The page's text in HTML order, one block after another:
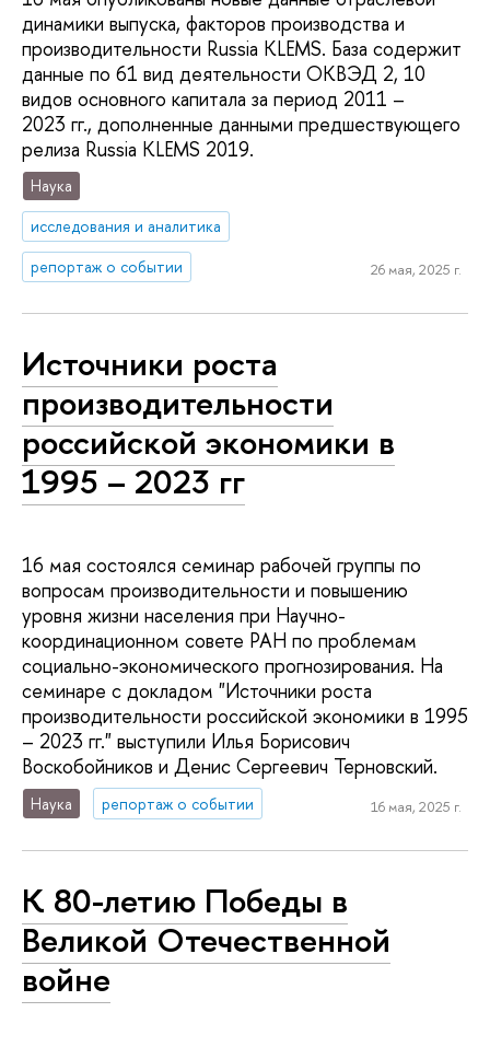
динамики выпуска, факторов производства и
производительности Russia KLEMS. База содержит
данные по 61 вид деятельности ОКВЭД 2, 10
видов основного капитала за период 2011 –
2023 гг., дополненные данными предшествующего
релиза Russia KLEMS 2019.
Наука
исследования и аналитика
репортаж о событии
26 мая, 2025 г.
Источники роста
производительности
российской экономики в
1995 – 2023 гг
16 мая состоялся семинар рабочей группы по
вопросам производительности и повышению
уровня жизни населения при Научно-
координационном совете РАН по проблемам
социально-экономического прогнозирования. На
семинаре с докладом "Источники роста
производительности российской экономики в 1995
– 2023 гг." выступили Илья Борисович
Воскобойников и Денис Сергеевич Терновский.
Наука репортаж о событии 16 мая, 2025 г.
К 80-летию Победы в
Великой Отечественной
войне